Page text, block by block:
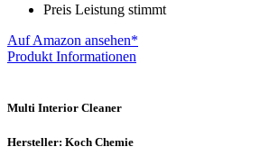
Preis Leistung stimmt
Auf Amazon ansehen*
Produkt Informationen
Multi Interior Cleaner
Hersteller: Koch Chemie